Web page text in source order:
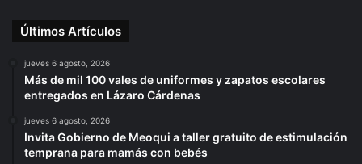
Últimos Artículos
jueves 6 agosto, 2026
Más de mil 100 vales de uniformes y zapatos escolares
entregados en Lázaro Cárdenas
jueves 6 agosto, 2026
Invita Gobierno de Meoqui a taller gratuito de estimulación
temprana para mamás con bebés